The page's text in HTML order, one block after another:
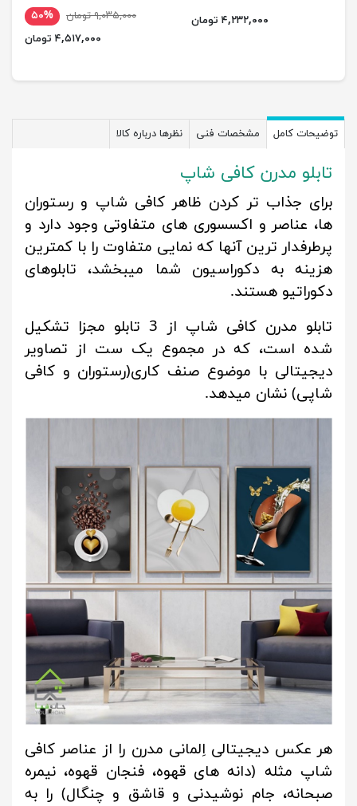
۴,۲۳۲,۰۰۰ تومان ۹,۰۳۵,۰۰۰ تومان
۵۰%
۴,۵۱۷,۰۰۰ تومان
توضیحات کامل مشخصات فنی نظرها درباره کالا
تابلو مدرن کافی شاپ
برای جذاب تر کردن ظاهر کافی شاپ و رستوران
ها، عناصر و اکسسوری های متفاوتی وجود دارد و
پرطرفدار ترین آنها که نمایی متفاوت را با کمترین
هزینه به دکوراسیون شما میبخشد، تابلوهای
دکوراتیو هستند.
تابلو مدرن کافی شاپ از 3 تابلو مجزا تشکیل
شده است، که در مجموع یک ست از تصاویر
دیجیتالی با موضوع صنف کاری(رستوران و کافی
شاپی) نشان میدهد.
هر عکس دیجیتالی اِلمانی مدرن را از عناصر کافی
شاپ مثله (دانه های قهوه، فنجان قهوه، نیمره
صبحانه، جام نوشیدنی و قاشق و چنگال) را به